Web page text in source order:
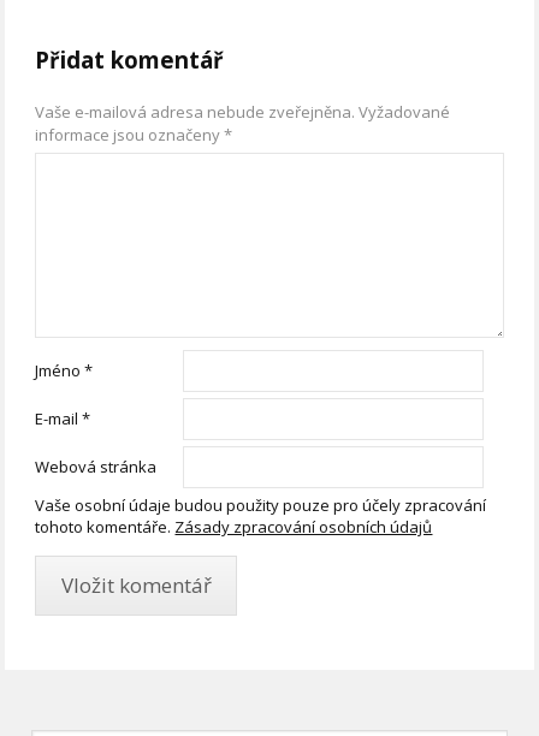
Přidat komentář
Vaše e-mailová adresa nebude zveřejněna. Vyžadované
informace jsou označeny*
Jméno*
E-mail*
Webová stránka
Vaše osobní údaje budou použity pouze pro účely zpracování
tohoto komentáře. Zásady zpracování osobních údajů